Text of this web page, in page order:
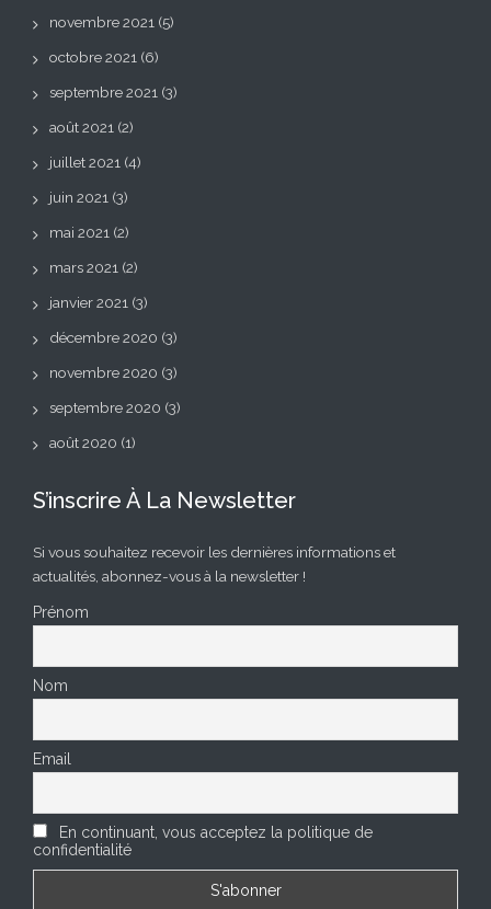
novembre 2021 (5)
octobre 2021 (6)
septembre 2021 (3)
août 2021 (2)
juillet 2021 (4)
juin 2021 (3)
mai 2021 (2)
mars 2021 (2)
janvier 2021 (3)
décembre 2020 (3)
novembre 2020 (3)
septembre 2020 (3)
août 2020 (1)
S’inscrire À La Newsletter
Si vous souhaitez recevoir les dernières informations et
actualités, abonnez-vous à la newsletter !
Prénom
Nom
Email
En continuant, vous acceptez la politique de
confidentialité